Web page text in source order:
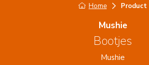
Home Product
Mushie
Bootjes
Mushie